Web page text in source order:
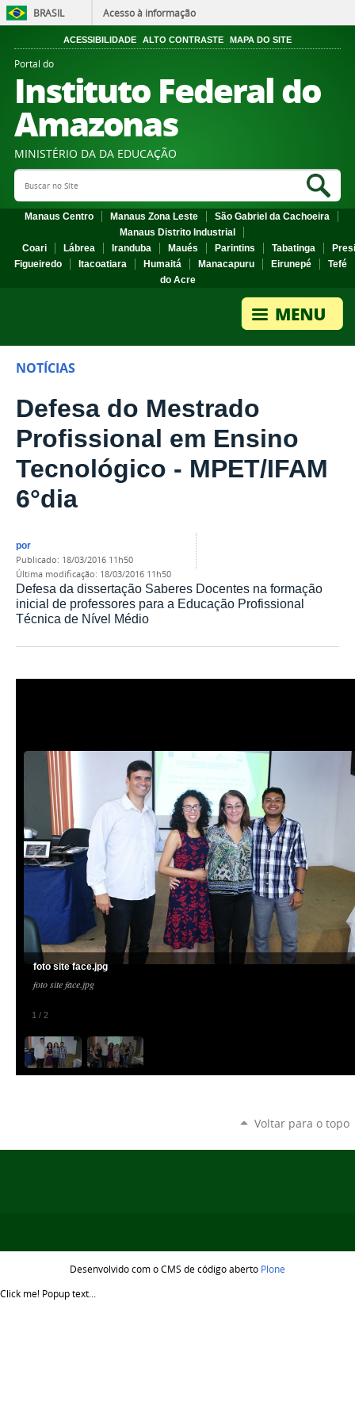
BRASIL Acesso à informação
ACESSIBILIDADE ALTO CONTRASTE MAPA DO SITE
Portal do
Instituto Federal do
Amazonas
MINISTÉRIO DA DA EDUCAÇÃO
Search Site
Manaus Centro Manaus Zona Leste
São Gabriel da Cachoeira
Manaus Distrito Industrial
Coari
Lábrea Iranduba Maués Parintins Tabatinga
Figueiredo
Itacoatiara Humaitá Manacapuru Eirunepé
Tefé
do Acre
NOTÍCIAS
Defesa do Mestrado
Profissional em Ensino
Tecnológico - MPET/IFAM
6°dia
por
publicado: 18/03/2016 11h50
última modificação: 18/03/2016 11h50
Defesa da dissertação Saberes Docentes na formação
inicial de professores para a Educação Profissional
Técnica de Nível Médio
1 / 2
foto site face.jpg
foto site face.jpg
Voltar para o topo
Desenvolvido com o CMS de código aberto Plone
Click me! Popup text...